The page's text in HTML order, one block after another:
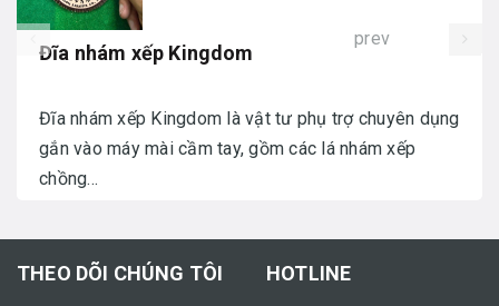
Đĩa nhám xếp Kingdom
Đĩa nhám xếp Kingdom là vật tư phụ trợ chuyên dụng
gắn vào máy mài cầm tay, gồm các lá nhám xếp
chồng...
prev
THEO DÕI CHÚNG TÔI HOTLINE